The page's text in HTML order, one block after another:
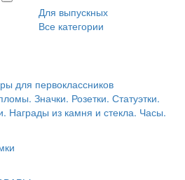
Для выпускных
Все категории
для первоклассников
Значки. Розетки. Статуэтки.
Награды из камня и стекла. Часы.